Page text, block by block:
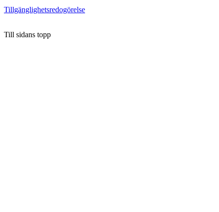
Tillgänglighetsredogörelse
Till sidans topp